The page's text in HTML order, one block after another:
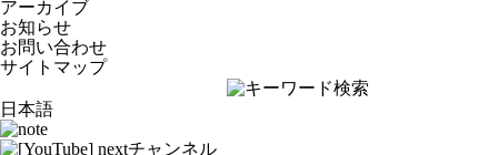
アーカイブ
お知らせ
お問い合わせ
サイトマップ